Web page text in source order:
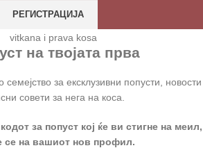
РЕГИСТРАЦИЈА
на твојата прва
за ексклузивни попусти, новости
совети за нега на коса.
за попуст кој ќе ви стигне на меил,
се на вашиот нов профил.